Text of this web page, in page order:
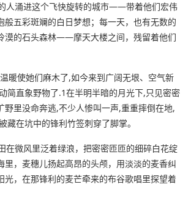
人涌进这个飞快旋转的城市——带着他们宏伟
般五彩斑斓的白日梦想；每一天，也有无数的
漠的石头森林——摩天大楼之间，残留着他们
暖使她们麻木了,如今来到广阔无垠、空气新
简直象野物了.1在半明半暗的月光下,只见密密
野里没命奔逃,不少人惨叫一声,重重摔倒在地,
藏在坑中的锋利竹签刺穿了脚掌。
在微风里泛着绿浪，把密密匝匝的细碎白花绽
里，麦穗儿扬起高昂的头颅，用淡淡的麦香纠
光，在那锋利的麦芒牵来的布谷歌唱里探望着